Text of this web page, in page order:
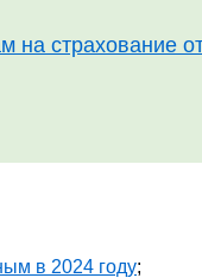
страхование
в 2024 году;